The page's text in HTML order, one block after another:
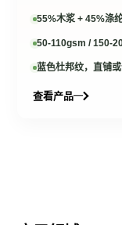
55%木浆 + 45%涤
50-110gsm / 150-
蓝色杜邦纹，直铺
查看产品